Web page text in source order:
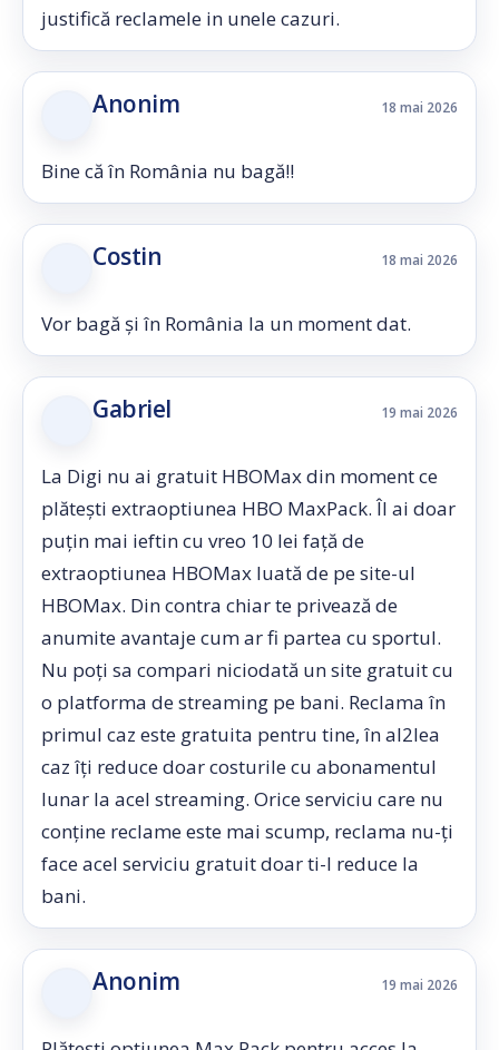
justifică reclamele in unele cazuri.
Anonim 18 mai 2026
Bine că în România nu bagă!!
Costin 18 mai 2026
Vor bagă și în România la un moment dat.
Gabriel 19 mai 2026
La Digi nu ai gratuit HBOMax din moment ce
plătești extraoptiunea HBO MaxPack. Îl ai doar
puțin mai ieftin cu vreo 10 lei față de
extraoptiunea HBOMax luată de pe site-ul
HBOMax. Din contra chiar te privează de
anumite avantaje cum ar fi partea cu sportul.
Nu poți sa compari niciodată un site gratuit cu
o platforma de streaming pe bani. Reclama în
primul caz este gratuita pentru tine, în al2lea
caz îți reduce doar costurile cu abonamentul
lunar la acel streaming. Orice serviciu care nu
conține reclame este mai scump, reclama nu-ți
face acel serviciu gratuit doar ti-l reduce la
bani.
Anonim 19 mai 2026